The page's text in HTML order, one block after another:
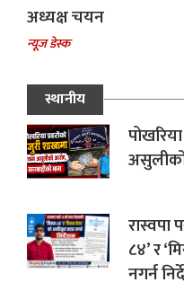
अध्यक्ष चयन
न्यूज डेस्क
स्थानीय
रास्वपा
८४’ र
नगर्न